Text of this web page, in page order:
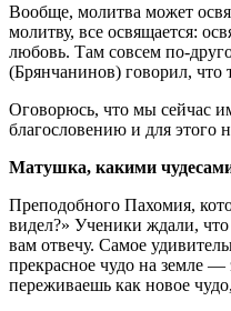
Вообще, молитва может
молитву, все освящается:
любовь. Там совсем по-
(Брянчанинов) говорил, что
Оговорюсь, что мы сейчас
благословению и для этого
Матушка, какими чудесами
Преподобного Пахомия,
видел?» Ученики ждали,
вам отвечу. Самое
прекрасное чудо на земле —
переживаешь как новое